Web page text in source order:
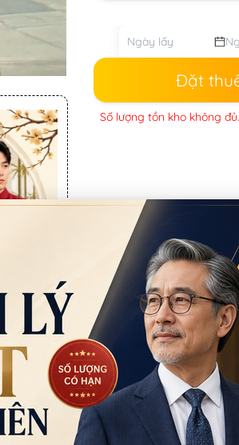
Đặt
Số lượng tồn kho không đủ.